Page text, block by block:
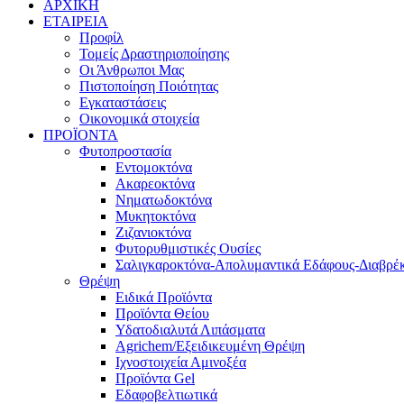
ΑΡΧΙΚΗ
ΕΤΑΙΡΕΙΑ
Προφίλ
Τομείς Δραστηριοποίησης
Οι Άνθρωποι Μας
Πιστοποίηση Ποιότητας
Εγκαταστάσεις
Οικονομικά στοιχεία
ΠΡΟΪΟΝΤΑ
Φυτοπροστασία
Εντομοκτόνα
Ακαρεοκτόνα
Νηματωδοκτόνα
Μυκητοκτόνα
Ζιζανιοκτόνα
Φυτορυθμιστικές Ουσίες
Σαλιγκαροκτόνα-Απολυμαντικά Εδάφους-
Θρέψη
Ειδικά Προϊόντα
Προϊόντα Θείου
Υδατοδιαλυτά Λιπάσματα
Agrichem/Εξειδικευμένη Θρέψη
Ιχνοστοιχεία Αμινοξέα
Προϊόντα Gel
Εδαφοβελτιωτικά